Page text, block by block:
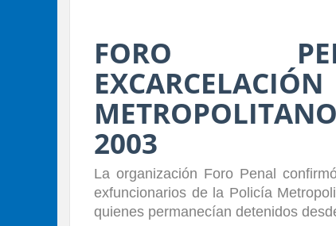
FORO
2003
La organización Foro Penal
exfuncionarios de la Policía
quienes permanecían detenidos